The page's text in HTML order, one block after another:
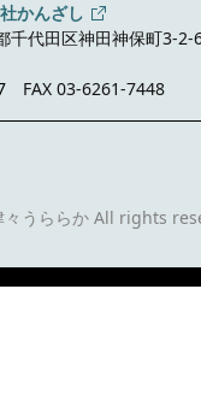
かんざし
千代田区神田神保町3-2-
FAX 03-6261-7448
うららか All rights